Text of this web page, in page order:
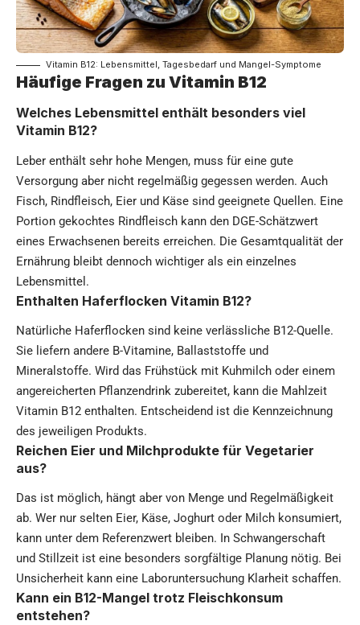
Vitamin B12: Lebensmittel, Tagesbedarf und Mangel-Symptome
Häufige Fragen zu Vitamin B12
Welches Lebensmittel enthält besonders viel
Vitamin B12?
Leber enthält sehr hohe Mengen, muss für eine gute
Versorgung aber nicht regelmäßig gegessen werden. Auch
Fisch, Rindfleisch, Eier und Käse sind geeignete Quellen. Eine
Portion gekochtes Rindfleisch kann den DGE-Schätzwert
eines Erwachsenen bereits erreichen. Die Gesamtqualität der
Ernährung bleibt dennoch wichtiger als ein einzelnes
Lebensmittel.
Enthalten Haferflocken Vitamin B12?
Natürliche Haferflocken sind keine verlässliche B12-Quelle.
Sie liefern andere B-Vitamine, Ballaststoffe und
Mineralstoffe. Wird das Frühstück mit Kuhmilch oder einem
angereicherten Pflanzendrink zubereitet, kann die Mahlzeit
Vitamin B12 enthalten. Entscheidend ist die Kennzeichnung
des jeweiligen Produkts.
Reichen Eier und Milchprodukte für Vegetarier
aus?
Das ist möglich, hängt aber von Menge und Regelmäßigkeit
ab. Wer nur selten Eier, Käse, Joghurt oder Milch konsumiert,
kann unter dem Referenzwert bleiben. In Schwangerschaft
und Stillzeit ist eine besonders sorgfältige Planung nötig. Bei
Unsicherheit kann eine Laboruntersuchung Klarheit schaffen.
Kann ein B12-Mangel trotz Fleischkonsum
entstehen?